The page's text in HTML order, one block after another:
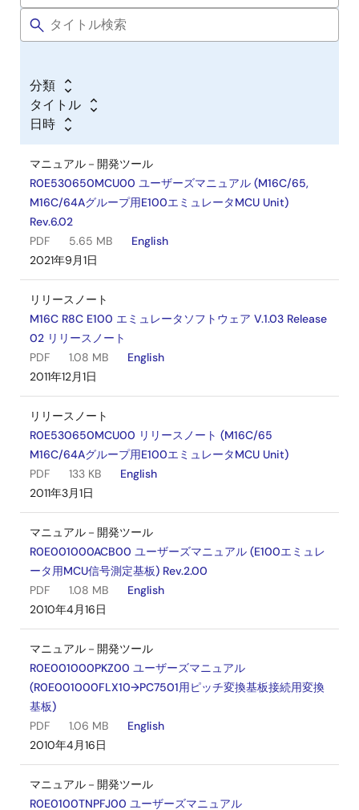
分類
タイトル
日時
マニュアル－開発ツール
R0E530650MCU00 ユーザーズマニュアル (M16C/65,
M16C/64Aグループ用E100エミュレータMCU Unit)
Rev.6.02
PDF
5.65 MB
English
2021年9月1日
リリースノート
M16C R8C E100 エミュレータソフトウェア V.1.03 Release
02 リリースノート
PDF
1.08 MB
English
2011年12月1日
リリースノート
R0E530650MCU00 リリースノート (M16C/65
M16C/64Aグループ用E100エミュレータMCU Unit)
PDF
133 KB
English
2011年3月1日
マニュアル－開発ツール
R0E001000ACB00 ユーザーズマニュアル (E100エミュレ
ータ用MCU信号測定基板) Rev.2.00
PDF
1.08 MB
English
2010年4月16日
マニュアル－開発ツール
R0E001000PKZ00 ユーザーズマニュアル
(R0E001000FLX10→PC7501用ピッチ変換基板接続用変換
基板)
PDF
1.06 MB
English
2010年4月16日
マニュアル－開発ツール
R0E0100TNPFJ00 ユーザーズマニュアル